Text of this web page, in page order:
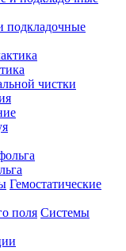
подкладочные
чистки
Гемостатические
Системы